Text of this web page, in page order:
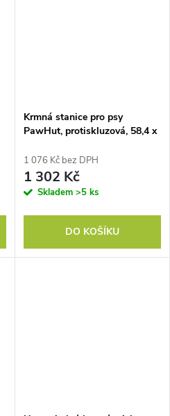
Krmná stanice pro psy
PawHut, protiskluzová, 58,4 x
misku
1 076 Kč bez DPH
1 302 Kč
Skladem >5 ks
DO KOŠÍKU